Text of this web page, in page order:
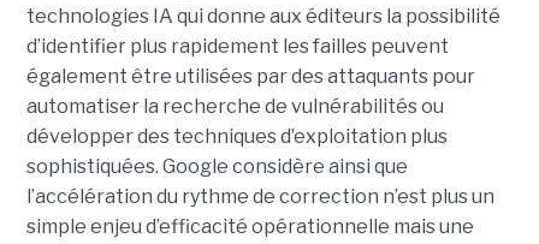
technologies IA qui donne aux éditeurs la possibilité
d’identifier plus rapidement les failles peuvent
également être utilisées par des attaquants pour
automatiser la recherche de vulnérabilités ou
développer des techniques d’exploitation plus
sophistiquées. Google considère ainsi que
l’accélération du rythme de correction n’est plus un
simple enjeu d’efficacité opérationnelle mais une